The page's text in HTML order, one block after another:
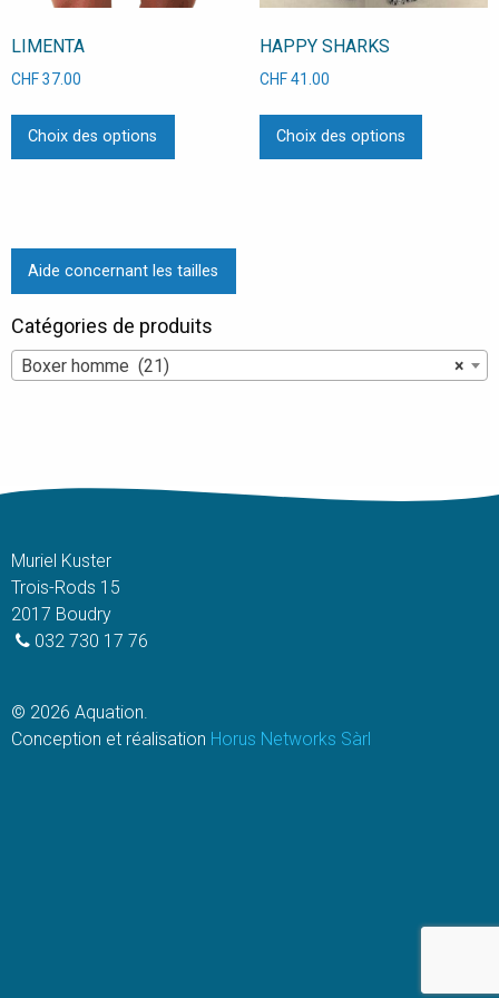
LIMENTA
CHF37.00
Choix des options
Ce
Les
options
être
produit
HAPPY SHARKS
CHF41.00
Choix des options
Ce
choisies
produit
Aide concernant les tailles
Catégories de produits
×
Boxer homme (21)
Muriel Kuster
Trois-Rods 15
2017 Boudry
032 730 17 76
© 2026 Aquation.
Conception et réalisation Horus Networks Sàrl